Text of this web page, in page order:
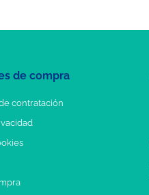
de compra
contratación